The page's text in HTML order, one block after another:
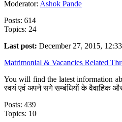
Moderator: Ashok Pande
Posts: 614
Topics: 24
Last post: December 27, 2015,
Matrimonial & Vacancies Related
You will find the latest information
स्वयं एवं अपने सगे सम्बंधियों के वैवाहिक
Posts: 439
Topics: 10